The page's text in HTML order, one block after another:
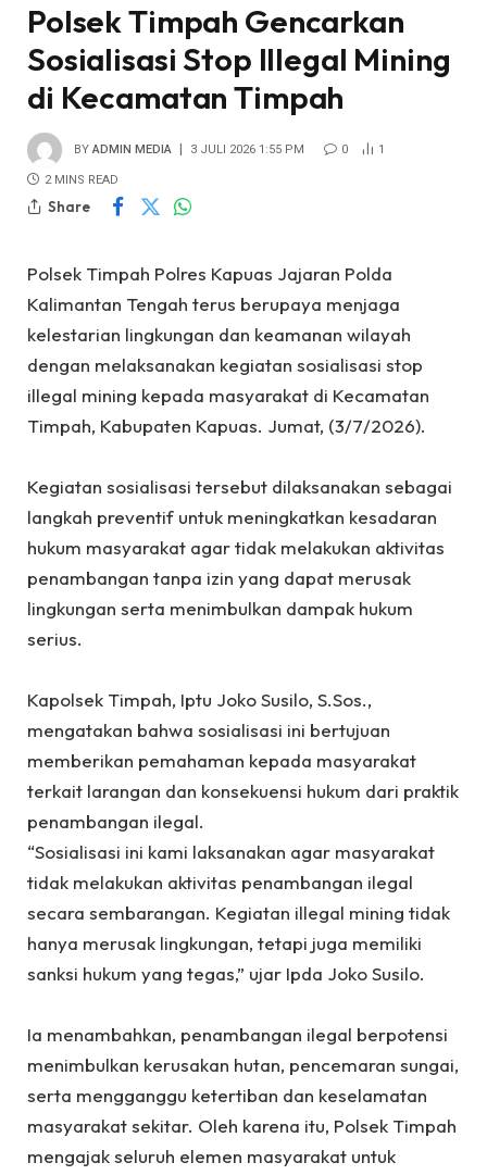
Polsek Timpah Gencarkan
Sosialisasi Stop Illegal Mining
di Kecamatan Timpah
BY ADMIN MEDIA 3 JULI 2026 1:55 PM 0 1
2 MINS READ
Share
Polsek Timpah Polres Kapuas Jajaran Polda
Kalimantan Tengah terus berupaya menjaga
kelestarian lingkungan dan keamanan wilayah
dengan melaksanakan kegiatan sosialisasi stop
illegal mining kepada masyarakat di Kecamatan
Timpah, Kabupaten Kapuas. Jumat, (3/7/2026).
‎Kegiatan sosialisasi tersebut dilaksanakan sebagai
langkah preventif untuk meningkatkan kesadaran
hukum masyarakat agar tidak melakukan aktivitas
penambangan tanpa izin yang dapat merusak
lingkungan serta menimbulkan dampak hukum
serius.
‎Kapolsek Timpah, Iptu Joko Susilo, S.Sos.,
mengatakan bahwa sosialisasi ini bertujuan
memberikan pemahaman kepada masyarakat
terkait larangan dan konsekuensi hukum dari praktik
penambangan ilegal.
‎“Sosialisasi ini kami laksanakan agar masyarakat
tidak melakukan aktivitas penambangan ilegal
secara sembarangan. Kegiatan illegal mining tidak
hanya merusak lingkungan, tetapi juga memiliki
sanksi hukum yang tegas,” ujar Ipda Joko Susilo.
‎Ia menambahkan, penambangan ilegal berpotensi
menimbulkan kerusakan hutan, pencemaran sungai,
serta mengganggu ketertiban dan keselamatan
masyarakat sekitar. Oleh karena itu, Polsek Timpah
mengajak seluruh elemen masyarakat untuk